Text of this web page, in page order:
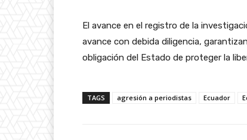
El avance en el registro de la
avance con debida diligencia,
obligación del Estado de proteger la
TAGS agresión a periodistas Ecuador